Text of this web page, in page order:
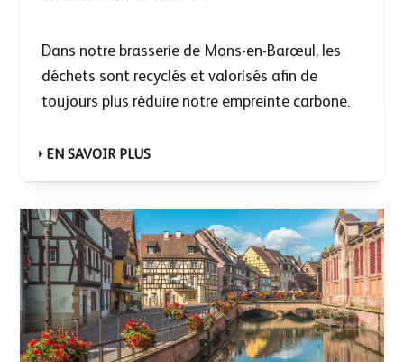
Dans notre brasserie de Mons-en-Barœul, les
déchets sont recyclés et valorisés afin de
toujours plus réduire notre empreinte carbone.
EN SAVOIR PLUS